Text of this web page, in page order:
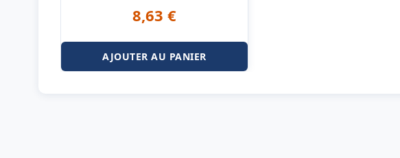
8,63 €
AJOUTER AU PANIER